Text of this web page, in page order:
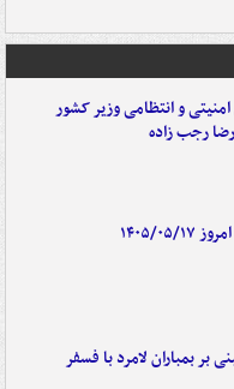
و انتظامی وزیر کشور
رجب زاده
۰۵/۱۷
بر بمباران لامرد با فسفر